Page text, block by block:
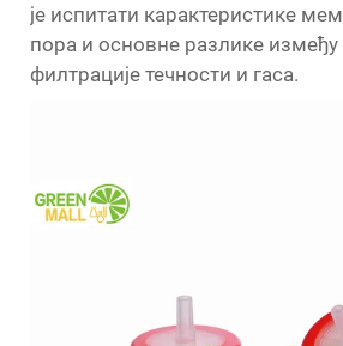
је испитати карактеристике
пора и основне разлике
филтрације течности и гаса.